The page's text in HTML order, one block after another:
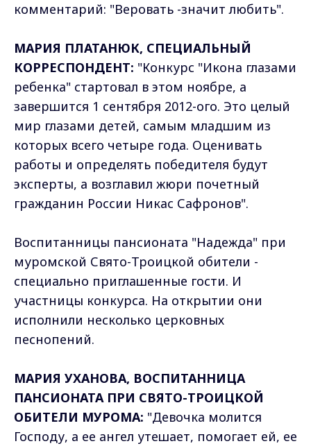
комментарий: "Веровать -значит любить".
МАРИЯ ПЛАТАНЮК, СПЕЦИАЛЬНЫЙ
КОРРЕСПОНДЕНТ: "Конкурс "Икона глазами
ребенка" стартовал в этом ноябре, а
завершится 1 сентября 2012-ого. Это целый
мир глазами детей, самым младшим из
которых всего четыре года. Оценивать
работы и определять победителя будут
эксперты, а возглавил жюри почетный
гражданин России Никас Сафронов".
Воспитанницы пансионата "Надежда" при
муромской Свято-Троицкой обители -
специально приглашенные гости. И
участницы конкурса. На открытии они
исполнили несколько церковных
песнопений.
МАРИЯ УХАНОВА, ВОСПИТАННИЦА
ПАНСИОНАТА ПРИ СВЯТО-ТРОИЦКОЙ
ОБИТЕЛИ МУРОМА: "Девочка молится
Господу, а ее ангел утешает, помогает ей, ее